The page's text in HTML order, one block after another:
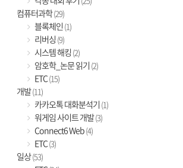
컴퓨터과학(29)
블록체인(1)
리버싱(9)
시스템 해킹(2)
암호학_논문 읽기(2)
ETC(15)
개발(11)
카카오톡 대화분석기(1)
워게임 사이트 개발(3)
Connect6 Web(4)
ETC(3)
일상(53)